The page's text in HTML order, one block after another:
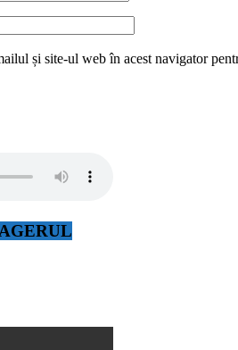
și site-ul web în acest navigator